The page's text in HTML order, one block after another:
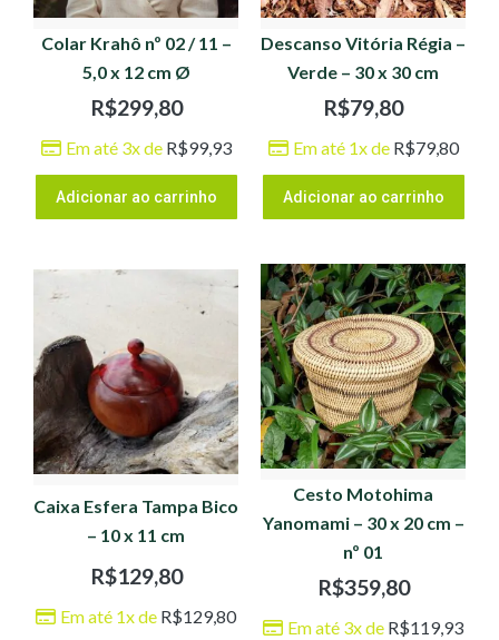
Colar Krahô nº 02 / 11 –
5,0 x 12 cm Ø
R$299,80
Em até 3x de R$99,93
Adicionar ao carrinho
Descanso Vitória Régia –
Verde – 30 x 30 cm
R$79,80
Em até 1x de R$79,80
Adicionar ao carrinho
Caixa Esfera Tampa Bico
– 10 x 11 cm
R$129,80
Em até 1x de R$129,80
Cesto Motohima
Yanomami – 30 x 20 cm –
nº 01
R$359,80
Em até 3x de R$119,93